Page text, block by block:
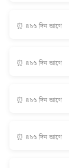
⏰ ৪৮১ দিন আগে
⏰ ৪৮১ দিন আগে
⏰ ৪৮১ দিন আগে
⏰ ৪৮১ দিন আগে